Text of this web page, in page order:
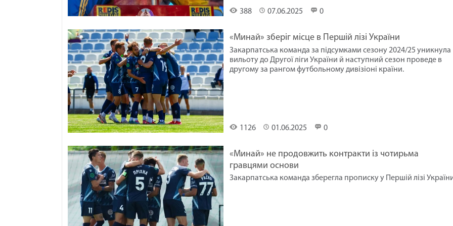
Спорт
388 07.06.2025 0
Спорт
«Минай» зберіг місце в Першій лізі України
1126 01.06.2025 0
Закарпатська команда за підсумками сезону 2024/25 уникнула
вильоту до Другої ліги України й наступний сезон проведе в
другому за рангом футбольному дивізіоні країни.
«Минай» не продовжить контракти із чотирьма
гравцями основи
Закарпатська команда зберегла прописку у Першій лізі